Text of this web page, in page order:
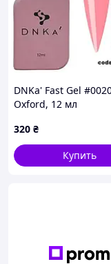
DNKa' Fast Gel
Oxford, 12 мл
320 ₴
Купить